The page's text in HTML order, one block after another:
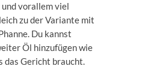
vorallem viel
zu der Variante mit
Du kannst
Öl hinzufügen wie
das Gericht braucht.